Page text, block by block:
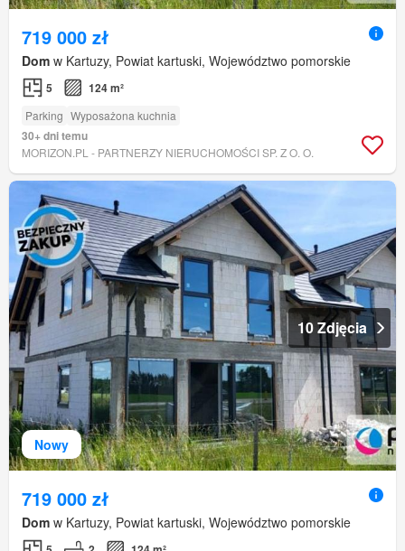
719 000 zł
Dom w Kartuzy, Powiat kartuski, Województwo pomorskie
5 124 m²
Parking Wyposażona kuchnia
30+ dni temu
MORIZON.PL - PARTNERZY NIERUCHOMOŚCI SP. Z O. O.
Nowy
10 Zdjęcia
719 000 zł
Dom w Kartuzy, Powiat kartuski, Województwo pomorskie